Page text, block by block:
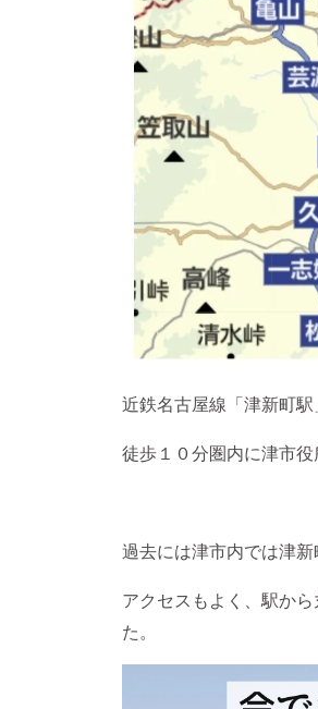
近鉄名古屋線「津新町
徒歩１０分圏内に津市
過去には津市内では津新
アクセスもよく、駅か
た。